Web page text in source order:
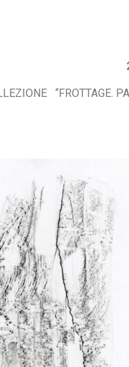
“FROTTAGE.